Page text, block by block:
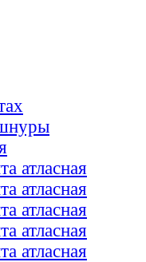
атласная
атласная
атласная
атласная
атласная